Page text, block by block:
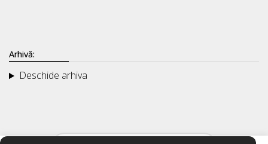
Arhivă:
Deschide arhiva